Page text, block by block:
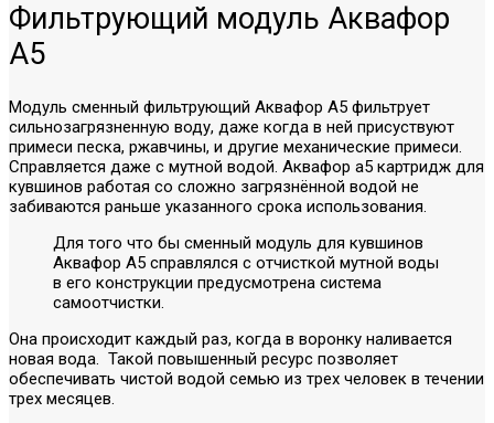
Фильтрующий модуль Аквафор
А5
Модуль сменный фильтрующий Аквафор А5 фильтрует
сильнозагрязненную воду, даже когда в ней присуствуют
примеси песка, ржавчины, и другие механические примеси.
Справляется даже с мутной водой. Аквафор а5 картридж для
кувшинов работая со сложно загрязнённой водой не
забиваются раньше указанного срока использования.
Для того что бы сменный модуль для кувшинов
Аквафор А5 справлялся с отчисткой мутной воды
в его конструкции предусмотрена система
самоотчистки.
Она происходит каждый раз, когда в воронку наливается
новая вода. Такой повышенный ресурс позволяет
обеспечивать чистой водой семью из трех человек в течении
трех месяцев.